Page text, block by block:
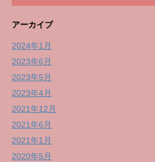
アーカイブ
2024年1月
2023年6月
2023年5月
2023年4月
2021年12月
2021年6月
2021年1月
2020年5月